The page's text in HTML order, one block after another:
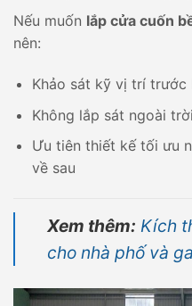
Nếu muốn lắp cửa cuốn
nên:
Khảo sát kỹ vị trí trước
Không lắp sát ngoài
Ưu tiên thiết kế tối ưu
về sau
Xem thêm: Kích
cho nhà phố và